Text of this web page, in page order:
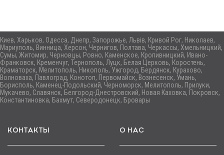
Киев, Харьков, Одесса, Днепр, Запорожье, Львів, Кривой Рог, Николаев,
Мариуполь, Винница, Херсон, Чернигов, Полтава, Черкассы, Хмельницкий,
Сумы, Житомир, Черновцы, Ровно, Каменское, Кропивницкий, Ивано-
Франковск, Кременчуг, Тернополь, Луцк, Белая Церковь, Коростень,
Краматорск, Мелитополь, Никополь, Ужгород, Бердянск, Курахово,
Волноваха, Павлоград, Конотоп, Первомайск, Вознесенск, Умань,
Борисполь, Каменец-Подольский, Черноморск, Мелитополь, Прилуки,
Мукачево, Славянск, Белгород-Днестровский, Новая Каховка, Покровск,
Константиновка, Бахмут, Северодонецк, Бровары
КОНТАКТЫ О НАС